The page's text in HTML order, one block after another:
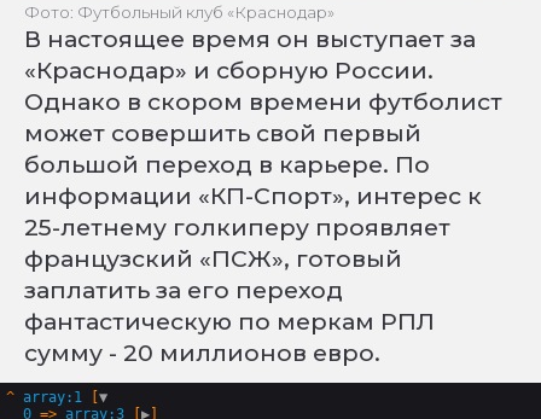
Фото: Футбольный клуб «Краснодар»
В настоящее время он выступает за
«Краснодар» и сборную России.
Однако в скором времени футболист
может совершить свой первый
большой переход в карьере. По
информации «КП-Спорт», интерес к
25-летнему голкиперу проявляет
французский «ПСЖ», готовый
заплатить за его переход
фантастическую по меркам РПЛ
сумму - 20 миллионов евро.
^ array:1 [▼
0 => array:3 [▶